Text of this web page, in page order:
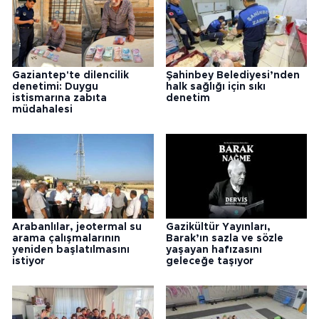
Gaziantep'te dilencilik
denetimi: Duygu
istismarına zabıta
müdahalesi
Şahinbey Belediyesi’nden
halk sağlığı için sıkı
denetim
Arabanlılar, jeotermal su
arama çalışmalarının
yeniden başlatılmasını
istiyor
Gazikültür Yayınları,
Barak’ın sazla ve sözle
yaşayan hafızasını
geleceğe taşıyor